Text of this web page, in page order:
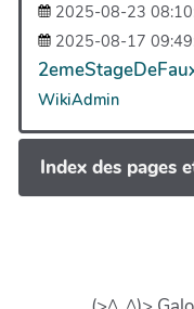
2025-08-23
2025-08-17
WikiAdmin
Index des pages